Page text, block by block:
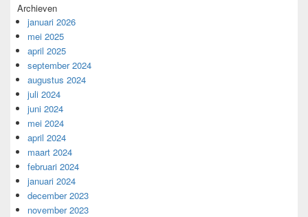
Archieven
januari 2026
mei 2025
april 2025
september 2024
augustus 2024
juli 2024
juni 2024
mei 2024
april 2024
maart 2024
februari 2024
januari 2024
december 2023
november 2023